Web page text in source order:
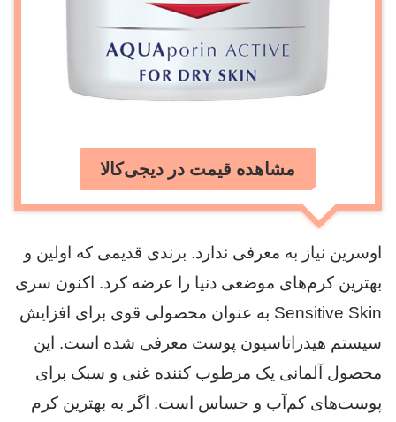
مشاهده قیمت در دیجی‌کالا
اوسرین نیاز به معرفی ندارد. برندی قدیمی که اولین و
بهترین کرم‌های موضعی دنیا را عرضه کرد. اکنون سری
Sensitive Skin به عنوان محصولی قوی برای افزایش
سیستم هیدراتاسیون پوست معرفی شده است. این
محصول آلمانی یک مرطوب کننده غنی و سبک برای
پوست‌های کم‌آب و حساس است. اگر به بهترین کرم